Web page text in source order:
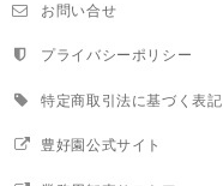
お問い合せ
プライバシーポリシー
特定商取引法に基づく表記
豊好園公式サイト